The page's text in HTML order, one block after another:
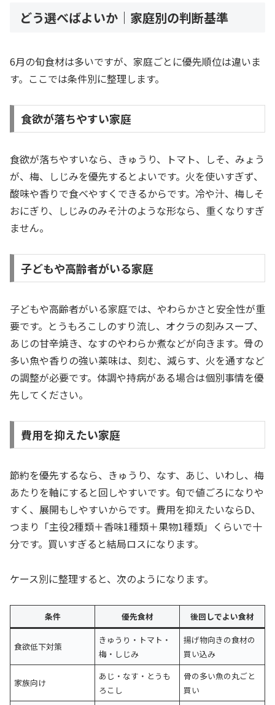
どう選べばよいか｜家庭別の判断基準
6月の旬食材は多いですが、家庭ごとに優先順位は違いま
す。ここでは条件別に整理します。
食欲が落ちやすい家庭
食欲が落ちやすいなら、きゅうり、トマト、しそ、みょう
が、梅、しじみを優先するとよいです。火を使いすぎず、
酸味や香りで食べやすくできるからです。冷や汁、梅しそ
おにぎり、しじみのみそ汁のような形なら、重くなりすぎ
ません。
子どもや高齢者がいる家庭
子どもや高齢者がいる家庭では、やわらかさと安全性が重
要です。とうもろこしのすり流し、オクラの刻みスープ、
あじの甘辛焼き、なすのやわらか煮などが向きます。骨の
多い魚や香りの強い薬味は、刻む、減らす、火を通すなど
の調整が必要です。体調や持病がある場合は個別事情を優
先してください。
費用を抑えたい家庭
節約を優先するなら、きゅうり、なす、あじ、いわし、梅
あたりを軸にすると回しやすいです。旬で値ごろになりや
すく、展開もしやすいからです。費用を抑えたいならD、
つまり「主役2種類＋香味1種類＋果物1種類」くらいで十
分です。買いすぎると結局ロスになります。
ケース別に整理すると、次のようになります。
条件 優先食材 後回しでよい食材
食欲低下対策
きゅうり・トマト・
梅・しじみ
揚げ物向きの食材の
買い込み
家族向け
あじ・なす・とうも
ろこし
骨の多い魚の丸ごと
買い